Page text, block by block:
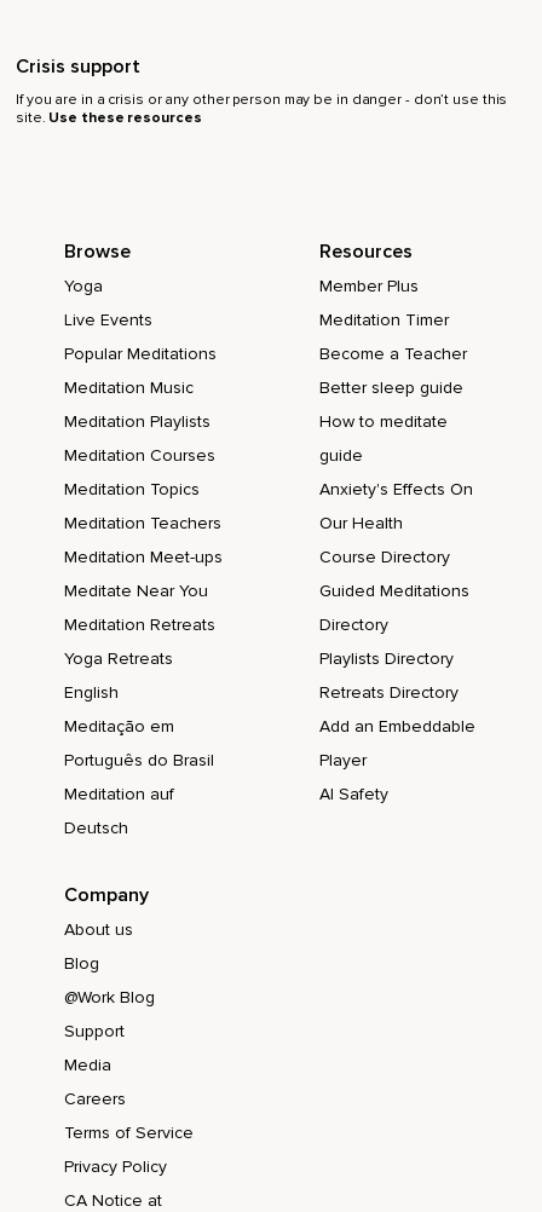
Agradezco mi vida tal como es ahora.
Y también agradezco todo lo hermoso.
Elijo mirar este día con ojos nuevos.
Con una mente limpia.
Y un corazón dispuesto a recibir bendiciones.
Mi templo de aprendizaje.
Mi compañero fiel.
En esta experiencia humana.
Mi cuerpo escucha mis pensamientos amorosos.
Y responde con equilibrio.
Fuerza.
Hoy suelto la crítica hacia mí mismo.
Y me hablo con dulzura.
Agradezco mis manos que crean.
Mis pies.
Que me sostienen.
Que contemplan la belleza.
Y mi corazón.
Crisis support
If you are in a crisis or any other person may be in danger - don’t use this
site. Use these resources
Browse
Yoga
Live Events
Popular Meditations
Meditation Music
Meditation Playlists
Meditation Courses
Meditation Topics
Meditation Teachers
Meditation Meet-ups
Meditate Near You
Meditation Retreats
Yoga Retreats
English
Meditação em
Português do Brasil
Meditation auf
Deutsch
Resources
Member Plus
Meditation Timer
Become a Teacher
Better sleep guide
How to meditate
guide
Anxiety's Effects On
Our Health
Course Directory
Guided Meditations
Directory
Playlists Directory
Retreats Directory
Add an Embeddable
Player
AI Safety
Company
About us
Blog
@Work Blog
Support
Media
Careers
Terms of Service
Privacy Policy
CA Notice at